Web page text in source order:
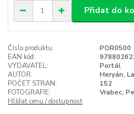
Přidat do
Číslo produktu:
POR0500
EAN kód:
VYDAVATEL:
Portál
AUTOR:
Heryán,
POČET STRAN:
152
FOTOGRAFIE:
Vrabec,
Hlídat cenu / dostupnost